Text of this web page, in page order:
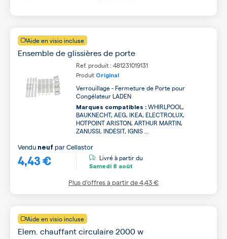
Aide en visio incluse
Ensemble de glissières de porte
Ref. produit : 481231019131
Produit Original
Verrouillage - Fermeture de Porte pour
Congélateur LADEN
Marques compatibles : WHIRLPOOL,
BAUKNECHT, AEG, IKEA, ELECTROLUX,
HOTPOINT ARISTON, ARTHUR MARTIN,
ZANUSSI, INDESIT, IGNIS ...
4,43 €
Vendu neuf parCellastor
Livré à partir du
Samedi 8 août
Plus d’offres à partir de4,43 €
Aide en visio incluse
Elem. chauffant circulaire 2000 w